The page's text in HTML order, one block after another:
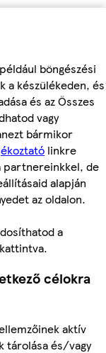
böngészési
a készülékeden, és
és az Összes
vagy
bármikor
linkre
partnereinkkel, de
alapján
az oldalon.
a
célokra
aktív
tárolása és/vagy